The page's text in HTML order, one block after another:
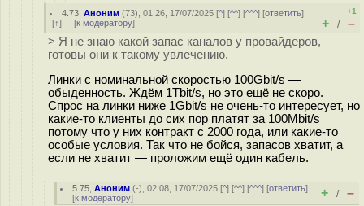
4.73 ,Аноним (73), 01:26, 17/07/2025 [^] [^^] [^^^] [ответить]
[↑] [к модератору]
+1
+ / –
> Я не знаю какой запас каналов у провайдеров,
готовы они к такому увлечению.
Линки с номинальной скоростью 100Gbit/s —
обыденность. Ждём 1Tbit/s, но это ещё не скоро.
Спрос на линки ниже 1Gbit/s не очень-то интересует, но
какие-то клиенты до сих пор платят за 100Mbit/s
потому что у них контракт с 2000 года, или какие-то
особые условия. Так что не бойся, запасов хватит, а
если не хватит — проложим ещё один кабель.
5.75 ,Аноним (-), 02:08, 17/07/2025 [^] [^^] [^^^] [ответить]
[к модератору] + / –